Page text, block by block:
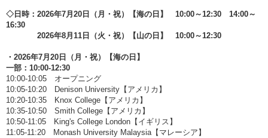
◇日時：2026年7月20日（月・祝）【海の日】 10:00～12:30 14:00～
16:30
2026年8月11日（火・祝）【山の日】 10:00～12:30
・2026年7月20日（月・祝）【海の日】
一部：10:00-12:30
10:00-10:05 オープニング
10:05-10:20 Denison University【アメリカ】
10:20-10:35 Knox College【アメリカ】
10:35-10:50 Smith College【アメリカ】
10:50-11:05 King's College London【イギリス】
11:05-11:20 Monash University Malaysia【マレーシア】